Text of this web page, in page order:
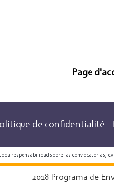
Page
de confidentialité
responsabilidad sobre las convocatorias,
2018 Programa de